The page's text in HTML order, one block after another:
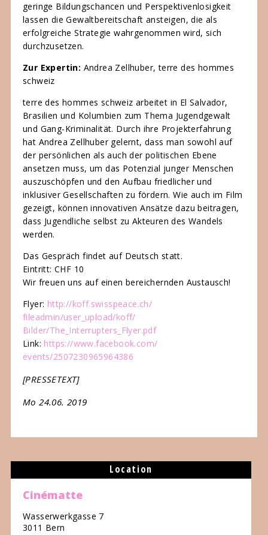
geringe Bildungschancen und Perspektivenlosigkeit
lassen die Gewaltbereitschaft ansteigen, die als
erfolgreiche Strategie wahrgenommen wird, sich
durchzusetzen.
Zur Expertin: Andrea Zellhuber, terre des hommes
schweiz
terre des hommes schweiz arbeitet in El Salvador,
Brasilien und Kolumbien zum Thema Jugendgewalt
und Gang-Kriminalität. Durch ihre Projekterfahrung
hat Andrea Zellhuber gelernt, dass man sowohl auf
der persönlichen als auch der politischen Ebene
ansetzen muss, um das Potenzial junger Menschen
auszuschöpfen und den Aufbau friedlicher und
inklusiver Gesellschaften zu fördern. Wie auch im Film
gezeigt, können innovativen Ansätze dazu beitragen,
dass Jugendliche selbst zu Akteuren des Wandels
werden.
Das Gespräch findet auf Deutsch statt.
Eintritt: CHF 10
Wir freuen uns auf einen bereichernden Austausch!
Flyer: http://koff.swisspeace.ch/
fileadmin/user_upload/koff/
Bilder/The_Interrupters_Flyer.pdf
Link: https://www.facebook.com/
events/2507230965964386
[PRESSETEXT]
Mo 24.06. 2019
Location
Cinématte
Wasserwerkgasse 7
3011 Bern